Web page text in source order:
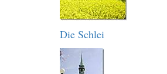
Die Schlei